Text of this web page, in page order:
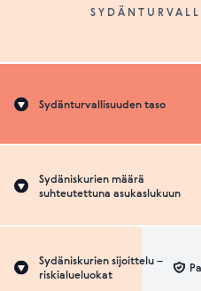
Sydänturvallisuuden taso
Sydäniskurien määrä
suhteutettuna asukaslukuun
Sydäniskurien sijoittelu –
riskialueluokat